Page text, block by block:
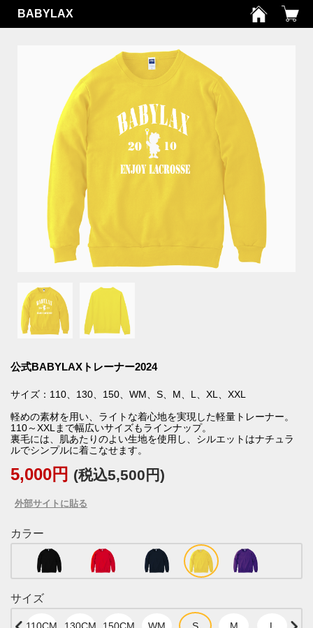
BABYLAX
公式BABYLAXトレーナー2024
サイズ：110、130、150、WM、S、M、L、XL、XXL
軽めの素材を用い、ライトな着心地を実現した軽量トレーナー。
110～XXLまで幅広いサイズもラインナップ。
裏毛には、肌あたりのよい生地を使用し、シルエットはナチュラ
ルでシンプルに着こなせます。
5,000円 (税込5,500円)
外部サイトに貼る
カラー
サイズ